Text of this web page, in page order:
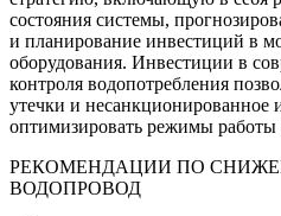
состояния системы,
и планирование инвестиций в
оборудования. Инвестиции в
контроля водопотребления
утечки и несанкционированное
оптимизировать режимы
РЕКОМЕНДАЦИИ ПО
ВОДОПРОВОД